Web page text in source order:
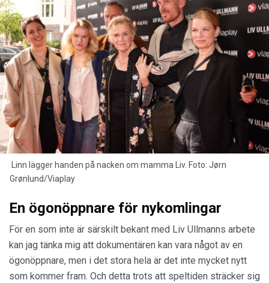
Linn lägger handen på nacken om mamma Liv. Foto: Jørn
Grønlund/Viaplay
En ögonöppnare för nykomlingar
För en som inte är särskilt bekant med Liv Ullmanns arbete
kan jag tänka mig att dokumentären kan vara något av en
ögonöppnare, men i det stora hela är det inte mycket nytt
som kommer fram. Och detta trots att speltiden sträcker sig